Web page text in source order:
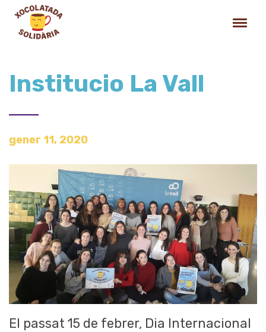
Institucio La Vall
gener 11, 2020
El passat 15 de febrer, Dia Internacional